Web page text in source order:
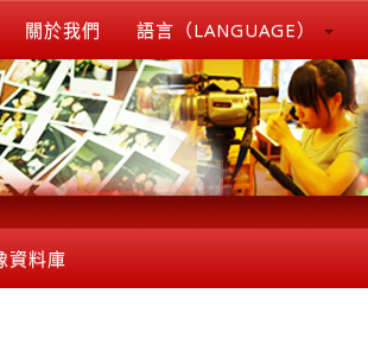
關於我們 語言（LANGUAGE）
資料庫